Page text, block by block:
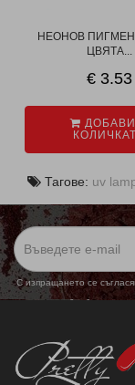
НЕОНОВ
ЦВЯТА...
€ 3.53
Тагове: uv
С изпращането се
обработка на